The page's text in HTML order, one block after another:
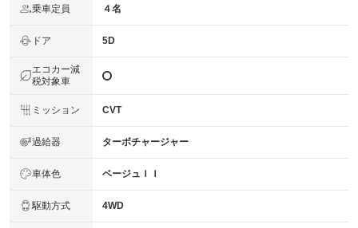
乗車定員 ４名
ドア 5D
エコカー減
税対象車
ミッション CVT
過給器 ターボチャージャー
車体色 ベージュＩＩ
駆動方式 4WD